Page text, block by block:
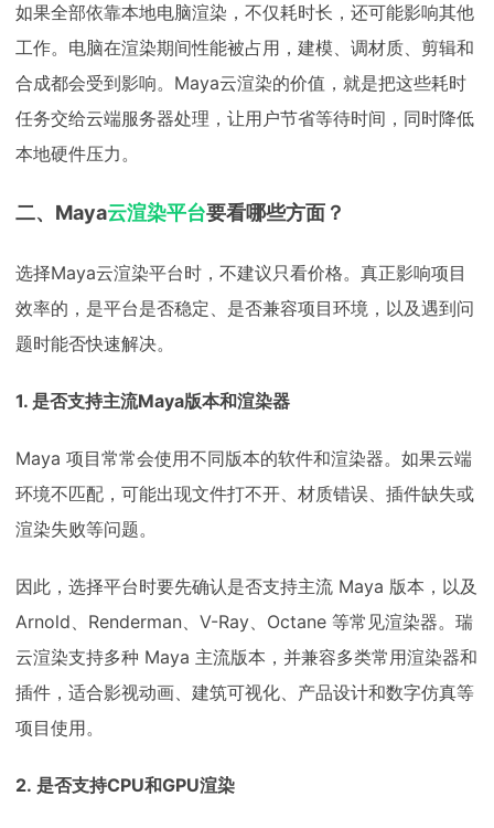
如果全部依靠本地电脑渲染，不仅耗时长，还可能影响其他
工作。电脑在渲染期间性能被占用，建模、调材质、剪辑和
合成都会受到影响。Maya云渲染的价值，就是把这些耗时
任务交给云端服务器处理，让用户节省等待时间，同时降低
本地硬件压力。
二、Maya云渲染平台要看哪些方面？
选择Maya云渲染平台时，不建议只看价格。真正影响项目
效率的，是平台是否稳定、是否兼容项目环境，以及遇到问
题时能否快速解决。
1. 是否支持主流Maya版本和渲染器
Maya 项目常常会使用不同版本的软件和渲染器。如果云端
环境不匹配，可能出现文件打不开、材质错误、插件缺失或
渲染失败等问题。
因此，选择平台时要先确认是否支持主流 Maya 版本，以及
Arnold、Renderman、V-Ray、Octane 等常见渲染器。瑞
云渲染支持多种 Maya 主流版本，并兼容多类常用渲染器和
插件，适合影视动画、建筑可视化、产品设计和数字仿真等
项目使用。
2. 是否支持CPU和GPU渲染